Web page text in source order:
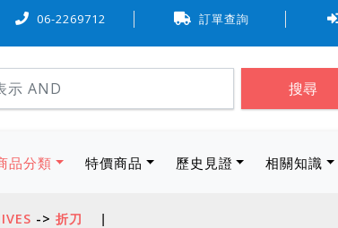
加利用。本站物流方式，可使用7-11、全家、萊
06-2269712 訂單查詢
搜尋
品分類 特價商品 歷史見證 相關知識
-> 折刀
|